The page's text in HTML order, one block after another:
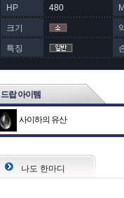
HP 480
크기
특징
드랍 아이템
사이하의 유산
나도 한마디